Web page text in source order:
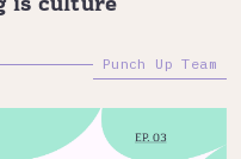
is culture
Punch Up Team